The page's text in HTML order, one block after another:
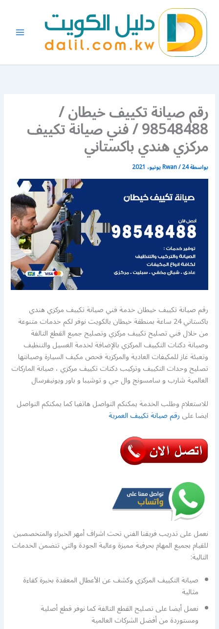
المحتوى
رقم صيانة تكييف خيطان /
98548488 / فني صيانة تكييف
مركزي هندي باكستاني
بواسطة Rwan/24 يونيو، 2021
رقم صيانة تكييف خيطان خدمة فني صيانة تكييف مركزي هندي
باكستاني 24 ساعة بمنطقة خيطان بالكويت نوفر لكم خدمات متنوعة
من خلال فني تصليح تكييف مركزي وتصليح جميع القطع التالفة
وصيانة دكتات التكييف المركزي بالإضافة لخدمة الغسيل والتنظيف
وتعبئة غاز للمكيفات العادية والمركزية فحص مكيف السيارة وصيانتها
تصليح وحدات التكييف وتركيب دكتات تكييف مركزي ، صيانة الماركات
العالمية شارب و سامسونج وال جي و توشيبا و باور ويونيفرسال
للاستعلام وطلب الخدمة يمكنكم التواصل هاتفيا كما يمكنكم التواصل
ايضا علىرقم صيانة تكييف العمرية
نعمل على تدريب فريقنا الفني تحت اشراف أمهر الخبراء والمتخصصين
للقيام بجميع المهام بحرفية مميزة وعالية الجودة والتي تتضمن الخدمات
التالية:
صيانة التكييف المركزي وكشف عن الأعطال المعقدة بخبرة كفاءة
مثالية
نعمل أيضا على تصليح القطع التالفة كما نوفر قطع أصلية
ومستوردة من أفضل الشركات العالمية